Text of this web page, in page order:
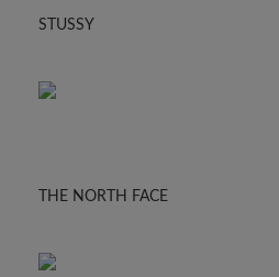
STUSSY
THE NORTH FACE